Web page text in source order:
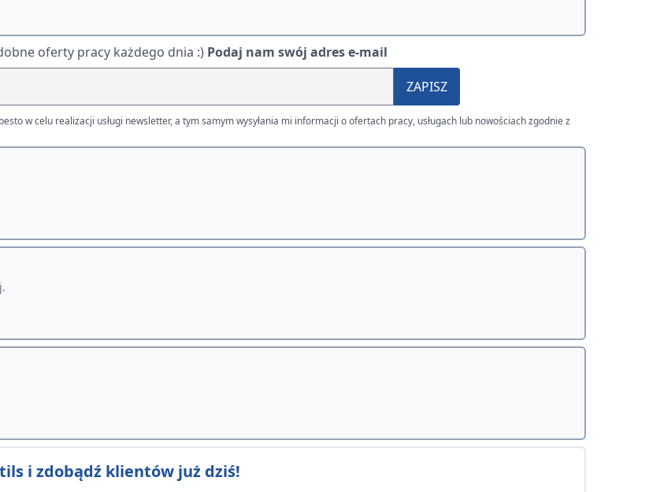
oferty pracy każdego dnia :) Podaj nam swój adres e-mail
ZAPISZ
w celu realizacji usługi newsletter, a tym samym wysyłania mi informacji o ofertach pracy, usługach lub nowościach zgodnie z
i zdobądź klientów już dziś!